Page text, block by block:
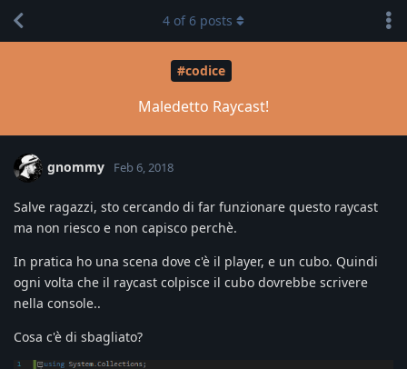
#codice
Maledetto Raycast!
4 of 6 posts
gnommy Feb 6, 2018
Salve ragazzi, sto cercando di far funzionare questo raycast
ma non riesco e non capisco perchè.
In pratica ho una scena dove c'è il player, e un cubo. Quindi
ogni volta che il raycast colpisce il cubo dovrebbe scrivere
nella console..
Cosa c'è di sbagliato?